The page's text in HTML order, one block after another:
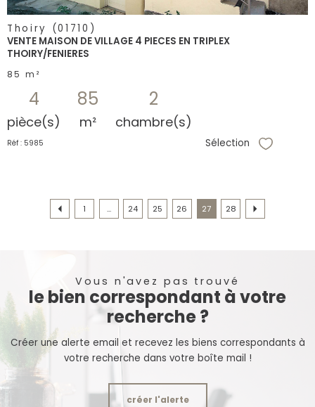
Thoiry (01710)
VENTE MAISON DE VILLAGE 4 PIECES EN TRIPLEX
THOIRY/FENIERES
85 m²
4
pièce(s)
85
m²
2
chambre(s)
Réf : 5985 Sélection
1 ... 24 25 26 27 28
Vous n'avez pas trouvé
le bien correspondant à votre
recherche ?
Créer une alerte email et recevez les biens correspondants à
votre recherche dans votre boîte mail !
créer l'alerte